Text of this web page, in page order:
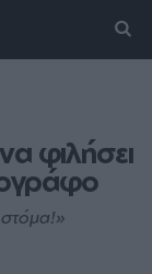
φιλήσει